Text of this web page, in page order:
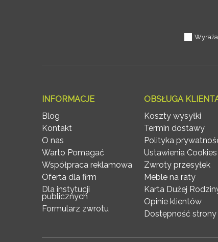
INFORMACJE
Blog
Kontakt
O nas
Warto Pomagać
Współpraca reklamowa
Oferta dla firm
Dla instytucji
publicznych
Formularz zwrotu
OBSŁUGA
Koszty wysyłki
Termin dostawy
Polityka
Ustawienia Cookies
Zwroty przesyłek
Meble na raty
Karta Dużej
Opinie klientów
Dostępność strony